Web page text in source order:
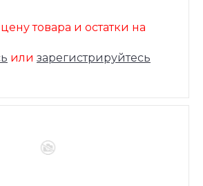
товара и остатки на
или зарегистрируйтесь